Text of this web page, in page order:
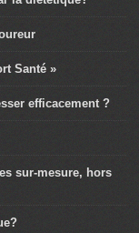
Santé »
efficacement ?
sur-mesure, hors